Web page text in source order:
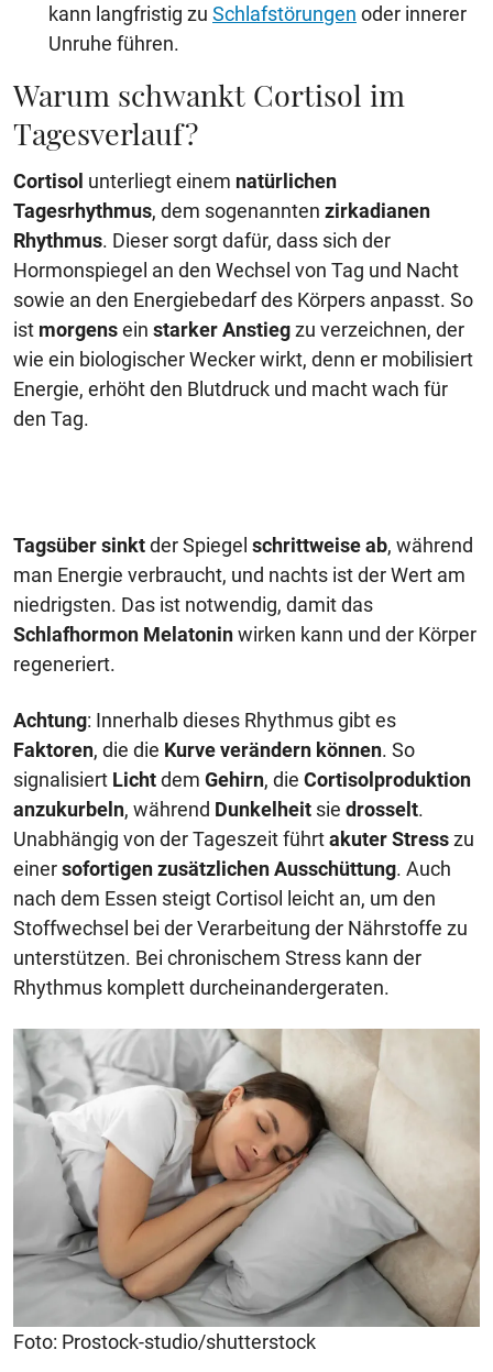
kann langfristig zu Schlafstörungen oder innerer
Unruhe führen.
Warum schwankt Cortisol im
Tagesverlauf?
Cortisol unterliegt einem natürlichen
Tagesrhythmus, dem sogenannten zirkadianen
Rhythmus. Dieser sorgt dafür, dass sich der
Hormonspiegel an den Wechsel von Tag und Nacht
sowie an den Energiebedarf des Körpers anpasst. So
ist morgensein starker Anstiegzu verzeichnen, der
wie ein biologischer Wecker wirkt, denn er mobilisiert
Energie, erhöht den Blutdruck und macht wach für
den Tag.
Tagsübersinktder Spiegel schrittweise ab, während
man Energie verbraucht, und nachts ist der Wert am
niedrigsten. Das ist notwendig, damit das
Schlafhormon Melatoninwirken kann und der Körper
regeneriert.
Achtung: Innerhalb dieses Rhythmus gibt es
Faktoren, die die Kurve verändern können. So
signalisiert Lichtdem Gehirn, die Cortisolproduktion
anzukurbeln, während Dunkelheit sie drosselt.
Unabhängig von der Tageszeit führtakuter Stresszu
einersofortigen zusätzlichen Ausschüttung. Auch
nach dem Essen steigt Cortisol leicht an, um den
Stoffwechsel bei der Verarbeitung der Nährstoffe zu
unterstützen. Bei chronischem Stress kann der
Rhythmus komplett durcheinandergeraten.
Foto: Prostock-studio/shutterstock